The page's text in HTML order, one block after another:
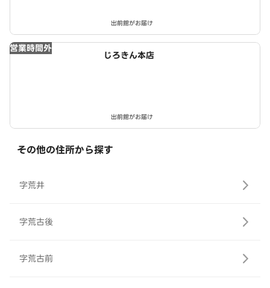
出前館がお届け
営業時間外
じろきん本店
出前館がお届け
その他の住所から探す
字荒井
字荒古後
字荒古前